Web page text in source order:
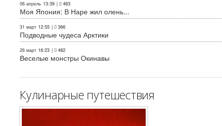
06 апрель 13:39 | 463
Моя Япония: В Наре жил олень...
31 март 12:55 | 366
Подводные чудеса Арктики
26 март 16:23 | 482
Веселые монстры Окинавы
Кулинарные путешествия